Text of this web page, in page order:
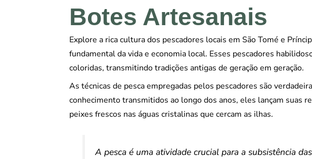
Botes Artesanais
Explore a rica cultura dos pescadores locais em São Tomé e
fundamental da vida e economia local. Esses pescadores
coloridas, transmitindo tradições antigas de geração em geração.
As técnicas de pesca empregadas pelos pescadores são
conhecimento transmitidos ao longo dos anos, eles lançam suas
peixes frescos nas águas cristalinas que cercam as ilhas.
A pesca é uma atividade crucial para a subsistência